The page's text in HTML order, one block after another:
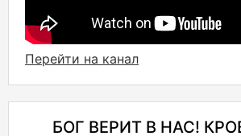
Перейти на канал
БОГ ВЕРИТ В НАС!